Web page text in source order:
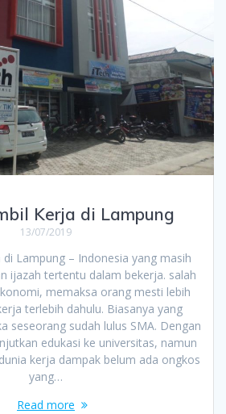
Kerja di Lampung
13/07/2019
di Lampung – Indonesia yang masih
ijazah tertentu dalam bekerja. salah
memaksa orang mesti lebih
terlebih dahulu. Biasanya yang
seseorang sudah lulus SMA. Dengan
edukasi ke universitas, namun
kerja dampak belum ada ongkos
yang…
Read more